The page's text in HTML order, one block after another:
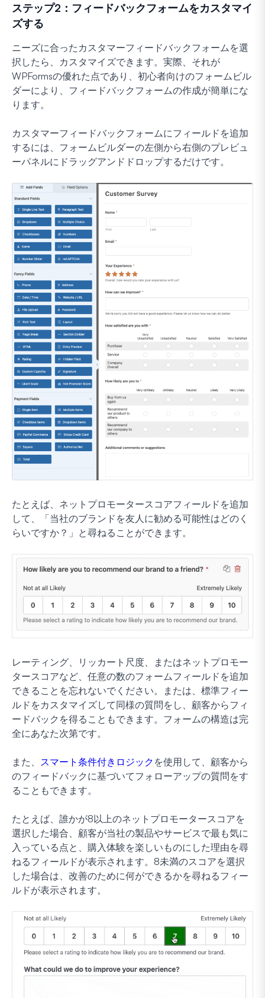
ステップ2：フィードバックフォームをカスタマイ
ズする
ニーズに合ったカスタマーフィードバックフォームを選
択したら、カスタマイズできます。実際、それが
WPFormsの優れた点であり、初心者向けのフォームビル
ダーにより、フィードバックフォームの作成が簡単にな
ります。
カスタマーフィードバックフォームにフィールドを追加
するには、フォームビルダーの左側から右側のプレビュ
ーパネルにドラッグアンドドロップするだけです。
たとえば、ネットプロモータースコアフィールドを追加
して、「当社のブランドを友人に勧める可能性はどのく
らいですか？」と尋ねることができます。
レーティング、リッカート尺度、またはネットプロモー
タースコアなど、任意の数のフォームフィールドを追加
できることを忘れないでください。または、標準フィー
ルドをカスタマイズして同様の質問をし、顧客からフィ
ードバックを得ることもできます。フォームの構造は完
全にあなた次第です。
また、 スマート条件付きロジック を使用して、顧客から
のフィードバックに基づいてフォローアップの質問をす
ることもできます。
たとえば、誰かが8以上のネットプロモータースコアを
選択した場合、顧客が当社の製品やサービスで最も気に
入っている点と、購入体験を楽しいものにした理由を尋
ねるフィールドが表示されます。8未満のスコアを選択
した場合は、改善のために何ができるかを尋ねるフィー
ルドが表示されます。